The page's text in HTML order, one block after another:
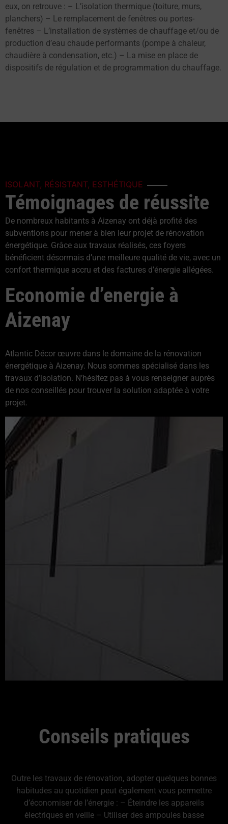
eux, on retrouve : – L’isolation thermique (toiture, murs,
planchers) – Le remplacement de fenêtres ou portes-
fenêtres – L’installation de systèmes de chauffage et/ou de
production d’eau chaude performants (pompe à chaleur,
chaudière à condensation, etc.) – La mise en place de
dispositifs de régulation et de programmation du chauffage.
ISOLANT, RÉSISTANT, ESTHÉTIQUE
Témoignages de réussite
De nombreux habitants à Aizenay ont déjà profité des
subventions pour mener à bien leur projet de rénovation
énergétique. Grâce aux travaux réalisés, ces foyers
bénéficient désormais d’une meilleure qualité de vie, avec un
confort thermique accru et des factures d’énergie allégées.
Economie d’energie à
Aizenay
Atlantic Décor œuvre dans le domaine de la rénovation
énergétique à Aizenay. Nous sommes spécialisé dans les
travaux d’isolation. N’hésitez pas à vous renseigner auprès
de nos conseillés pour trouver la solution adaptée à votre
projet.
Conseils pratiques
Outre les travaux de rénovation, adopter quelques bonnes
habitudes au quotidien peut également vous permettre
d’économiser de l’énergie : – Éteindre les appareils
électriques en veille – Utiliser des ampoules basse